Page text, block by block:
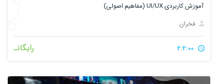
آموزش کاربردی UI/UX (مفاهیم اصولی)
فخران
رایگانـ